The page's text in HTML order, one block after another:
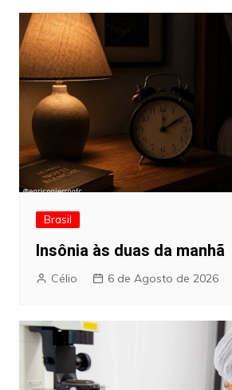
Brasil
Insônia às duas da manhã
Célio 6 de Agosto de 2026